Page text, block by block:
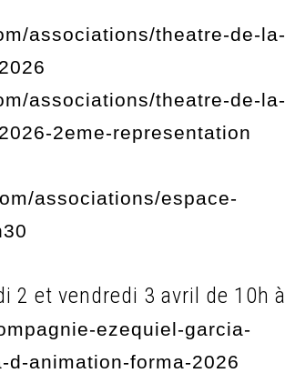
associations/theatre-de-la-
associations/theatre-de-la-
2eme-representation
associations/espace-
2 et vendredi 3 avril de 10h à
ezequiel-garcia-
animation-forma-2026